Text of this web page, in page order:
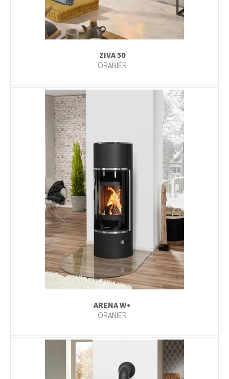
ZIVA 50
ORANIER
ARENA W+
ORANIER